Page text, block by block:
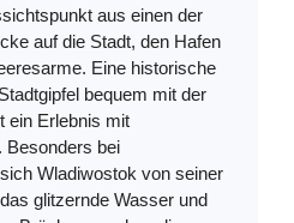
aus einen der
auf die Stadt, den Hafen
Eine historische
bequem mit der
ein Erlebnis mit
Besonders bei
Wladiwostok von seiner
glitzernde Wasser und